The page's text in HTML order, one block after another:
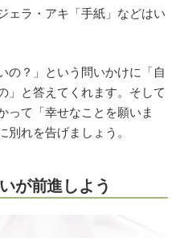
ェラ・アキ「手紙」などはい
の？」という問いかけに「自
」と答えてくれます。そして
って「幸せなことを願いま
れを告げましょう。
が前進しよう